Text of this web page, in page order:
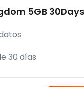
5GB 30Days
30 días